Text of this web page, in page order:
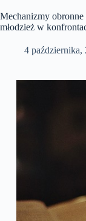
Mechanizmy
młodzież w
4 października,